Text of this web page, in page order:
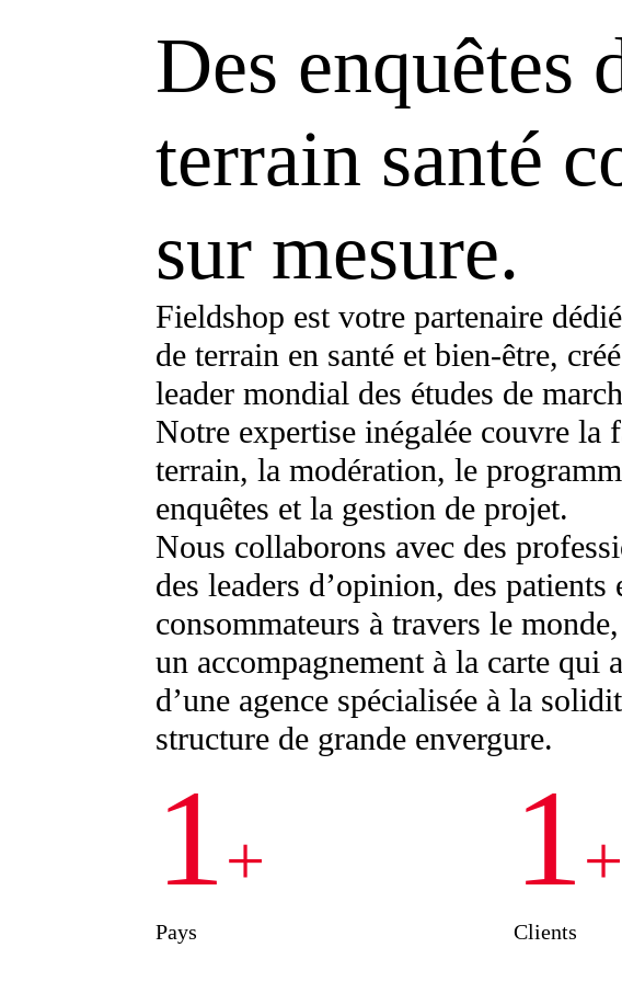
Des enquêtes
terrain santé
sur mesure.
Fieldshop est votre partenaire
de terrain en santé et bien-être,
leader mondial des études de
Notre expertise inégalée couvre la
terrain, la modération, le
enquêtes et la gestion de projet.
Nous collaborons avec des
des leaders d’opinion, des patients
consommateurs à travers le
un accompagnement à la carte qui
d’une agence spécialisée à la
structure de grande envergure.
1+
Pays
1+
Clients